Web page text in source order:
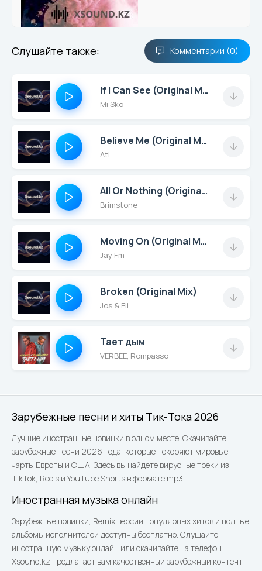
Зарубежные песни и хиты Тик-Тока 2026
Лучшие иностранные новинки в одном месте. Скачивайте
зарубежные песни 2026 года, которые покоряют мировые
чарты Европы и США. Здесь вы найдете вирусные треки из
TikTok, Reels и YouTube Shorts в формате mp3.
Иностранная музыка онлайн
Зарубежные новинки, Remix версии популярных хитов и полные
альбомы исполнителей доступны бесплатно. Слушайте
иностранную музыку онлайн или скачивайте на телефон.
Xsound.kz предлагает вам качественный зарубежный контент
Слушайте также: Комментарии (0)
If I Can See (Original Mix)
Mi Sko
Believe Me (Original Mix)
Ati
All Or Nothing (Original Mix)
Brimstone
Moving On (Original Mix)
Jay Fm
Broken (Original Mix)
Jos & Eli
Тает дым
VERBEE, Rompasso